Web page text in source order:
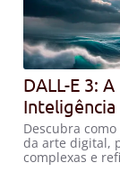
DALL-E 3:
Descubra
da arte digital,
complexas e